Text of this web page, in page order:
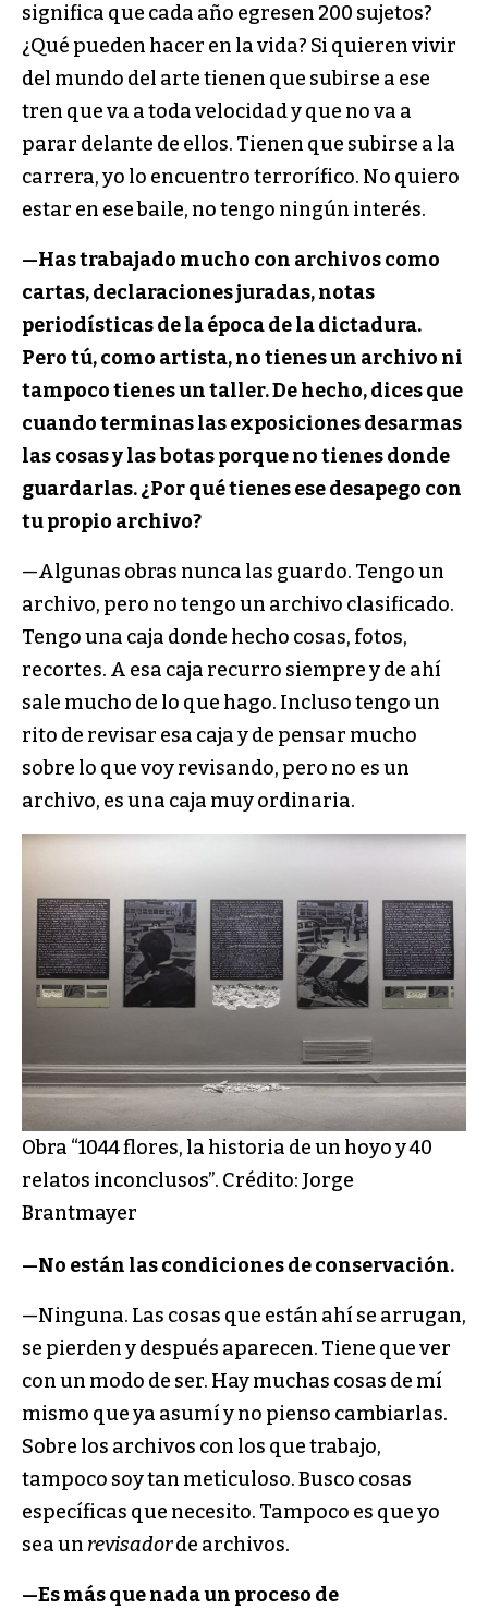
significa que cada año egresen 200 sujetos?
¿Qué pueden hacer en la vida? Si quieren vivir
del mundo del arte tienen que subirse a ese
tren que va a toda velocidad y que no va a
parar delante de ellos. Tienen que subirse a la
carrera, yo lo encuentro terrorífico. No quiero
estar en ese baile, no tengo ningún interés.
—Has trabajado mucho con archivos como
cartas, declaraciones juradas, notas
periodísticas de la época de la dictadura.
Pero tú, como artista, no tienes un archivo ni
tampoco tienes un taller. De hecho, dices que
cuando terminas las exposiciones desarmas
las cosas y las botas porque no tienes donde
guardarlas. ¿Por qué tienes ese desapego con
tu propio archivo?
—Algunas obras nunca las guardo. Tengo un
archivo, pero no tengo un archivo clasificado.
Tengo una caja donde hecho cosas, fotos,
recortes. A esa caja recurro siempre y de ahí
sale mucho de lo que hago. Incluso tengo un
rito de revisar esa caja y de pensar mucho
sobre lo que voy revisando, pero no es un
archivo, es una caja muy ordinaria.
Obra “1044 flores, la historia de un hoyo y 40
relatos inconclusos”. Crédito: Jorge
Brantmayer
—No están las condiciones de conservación.
—Ninguna. Las cosas que están ahí se arrugan,
se pierden y después aparecen. Tiene que ver
con un modo de ser. Hay muchas cosas de mí
mismo que ya asumí y no pienso cambiarlas.
Sobre los archivos con los que trabajo,
tampoco soy tan meticuloso. Busco cosas
específicas que necesito. Tampoco es que yo
sea un revisadorde archivos.
—Es más que nada un proceso de